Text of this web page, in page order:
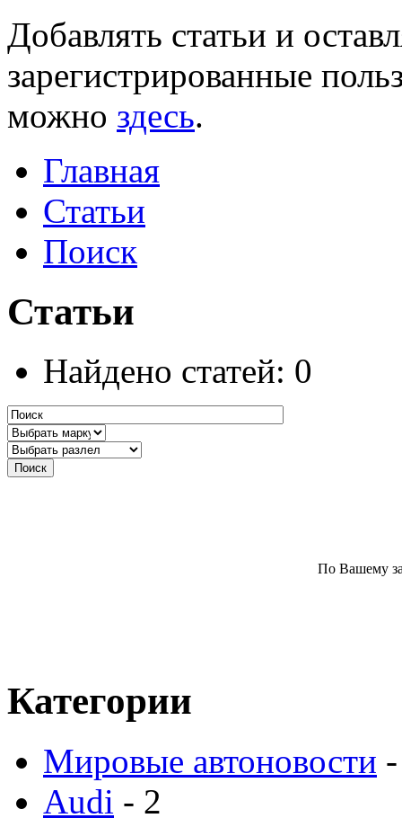
Добавлять статьи и
зарегистрированные
можно здесь.
Главная
Статьи
Поиск
Статьи
Найдено статей: 0
По Вашему
Категории
Мировые автоновости
Audi - 2